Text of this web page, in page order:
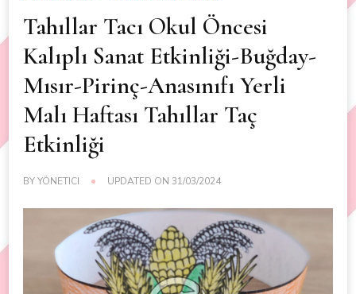
Tahıllar Tacı Okul Öncesi
Kalıplı Sanat Etkinliği-Buğday-
Mısır-Pirinç-Anasınıfı Yerli
Malı Haftası Tahıllar Taç
Etkinliği
BYYÖNETICI UPDATED ON 31/03/2024